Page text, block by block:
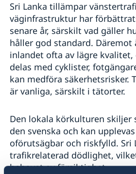
Advokatlista
Pass i Sri Lanka
Ambassaden reseinformation
Aktuella händelser
Allmänna säkerhetsläget
Terrorism
Naturförhållanden och
In- och utresebestämmelser
Hälso- och sjukvård
Lokala lagar och sedvänjor
Trafiksäkerhet
Sri Lanka tillämpar
väginfrastruktur har
senare år, särskilt vad gäller
håller god standard. Däremot
inlandet ofta av lägre
delas med cyklister,
kan medföra säkerhetsrisker.
är vanliga, särskilt i tätorter.
Den lokala körkulturen skiljer
den svenska och kan
oförutsägbar och riskfylld. Sri
trafikrelaterad dödlighet,
behovet av försiktighet.